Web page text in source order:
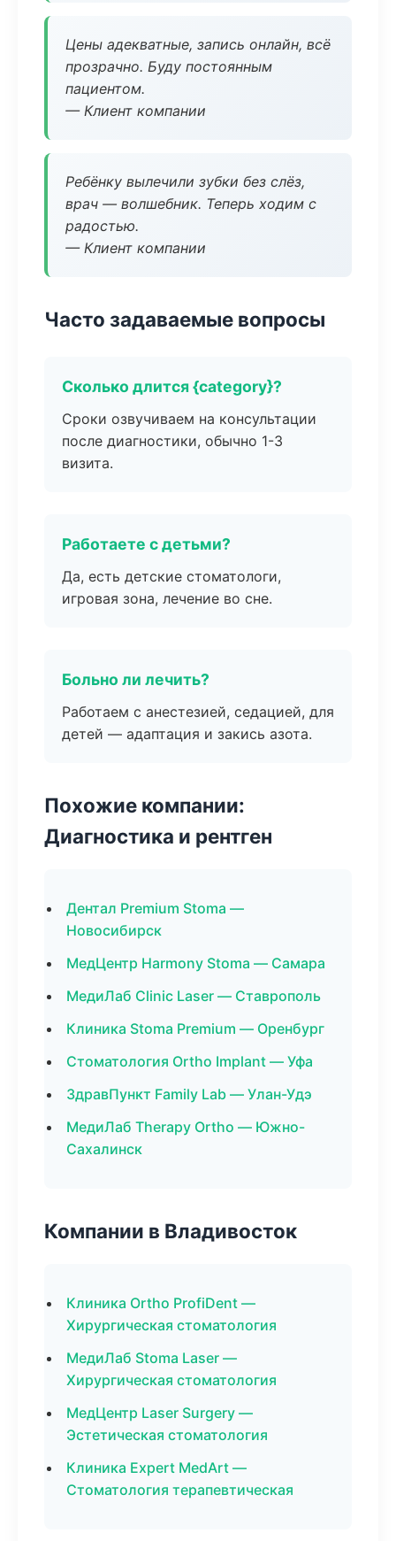
Цены адекватные, запись онлайн, всё
прозрачно. Буду постоянным
пациентом.
— Клиент компании
Ребёнку вылечили зубки без слёз,
врач — волшебник. Теперь ходим с
радостью.
— Клиент компании
Часто задаваемые вопросы
Сколько длится {category}?
Сроки озвучиваем на консультации
после диагностики, обычно 1-3
визита.
Работаете с детьми?
Да, есть детские стоматологи,
игровая зона, лечение во сне.
Больно ли лечить?
Работаем с анестезией, седацией, для
детей — адаптация и закись азота.
Похожие компании:
Диагностика и рентген
Дентал Premium Stoma —
Новосибирск
МедЦентр Harmony Stoma — Самара
МедиЛаб Clinic Laser — Ставрополь
Клиника Stoma Premium — Оренбург
Стоматология Ortho Implant — Уфа
ЗдравПункт Family Lab — Улан-Удэ
МедиЛаб Therapy Ortho — Южно-
Сахалинск
Компании в Владивосток
Клиника Ortho ProfiDent —
Хирургическая стоматология
МедиЛаб Stoma Laser —
Хирургическая стоматология
МедЦентр Laser Surgery —
Эстетическая стоматология
Клиника Expert MedArt —
Стоматология терапевтическая